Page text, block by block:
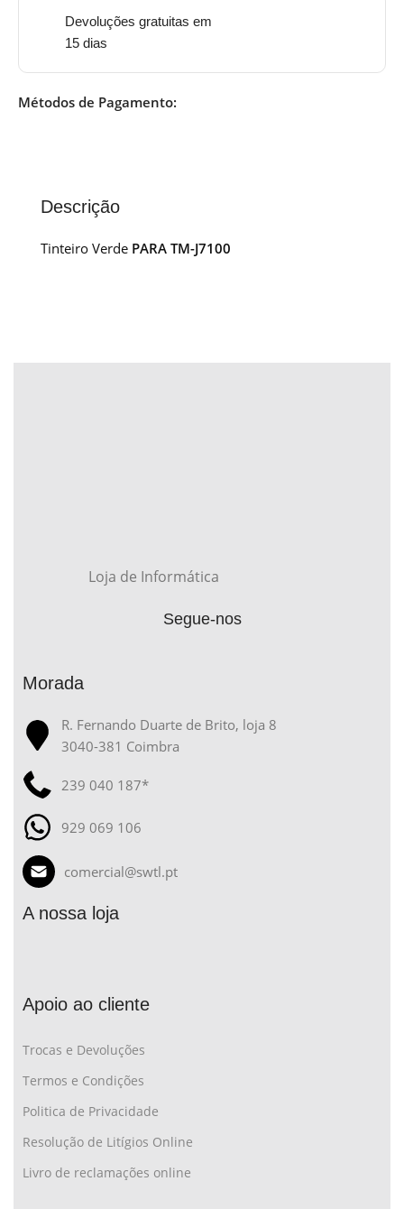
Devoluções gratuitas em
15 dias
Métodos de Pagamento:
Descrição
Tinteiro Verde PARA TM-J7100
Loja de Informática
Segue-nos
Morada
R. Fernando Duarte de Brito, loja 8
3040-381 Coimbra
239 040 187*
929 069 106
comercial@swtl.pt
A nossa loja
Apoio ao cliente
Trocas e Devoluções
Termos e Condições
Politica de Privacidade
Resolução de Litígios Online
Livro de reclamações online